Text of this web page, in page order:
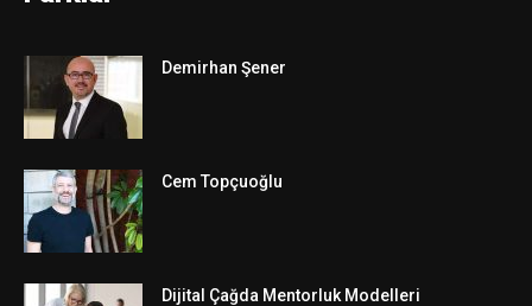
Demirhan Şener
Cem Topçuoğlu
Dijital Çağda Mentorluk Modelleri